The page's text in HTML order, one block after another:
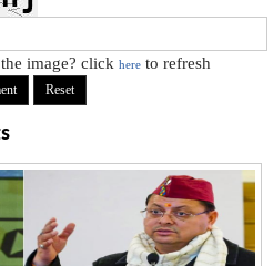
the image? clickhere to refresh